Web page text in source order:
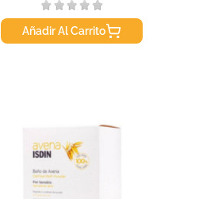
Añadir Al Carrito